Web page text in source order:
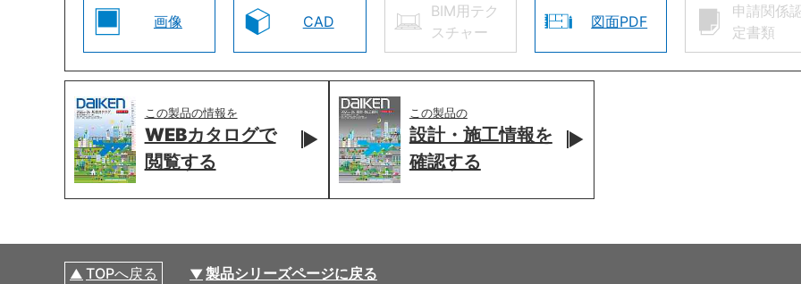
画像 CAD
BIM用テク
スチャー
図面PDF
申請関係
定書類
この製品の情報を
WEBカタログで
閲覧する
この製品の
設計・施工情報を
確認する
TOPへ戻る 製品シリーズページに戻る